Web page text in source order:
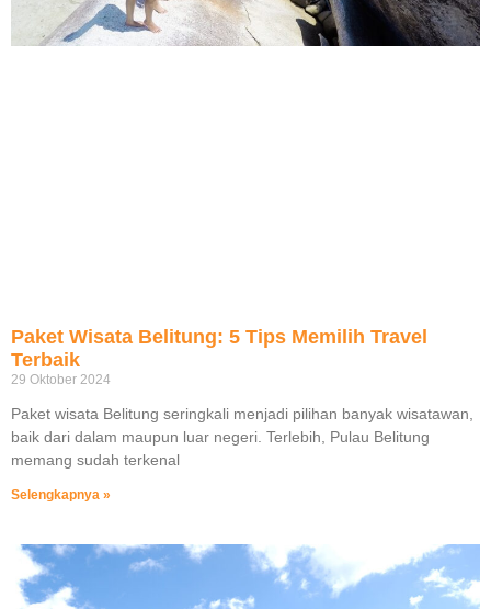
Paket Wisata Belitung: 5 Tips Memilih Travel
Terbaik
29 Oktober 2024
Paket wisata Belitung seringkali menjadi pilihan banyak wisatawan,
baik dari dalam maupun luar negeri. Terlebih, Pulau Belitung
memang sudah terkenal
Selengkapnya »